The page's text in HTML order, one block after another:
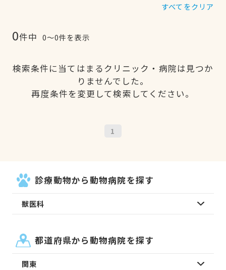
すべてをクリア
0件中 0〜0件を表示
検索条件に当てはまるクリニック・病院は見つか
りませんでした。
再度条件を変更して検索してください。
1
診療動物から動物病院を探す
獣医科
都道府県から動物病院を探す
関東